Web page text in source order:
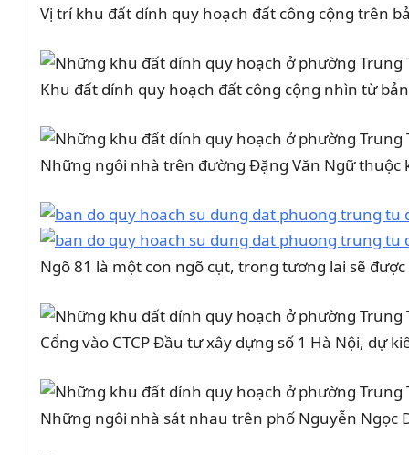
Vị trí khu đất dính quy hoạch đất công cộng trên
Khu đất dính quy hoạch đất công cộng nhìn từ
Những ngôi nhà trên đường Đặng Văn Ngữ thuộc
Ngõ 81 là một con ngõ cụt, trong tương lai sẽ
Cổng vào CTCP Đầu tư xây dựng số 1 Hà Nội, dự
Những ngôi nhà sát nhau trên phố Nguyễn Ngọc